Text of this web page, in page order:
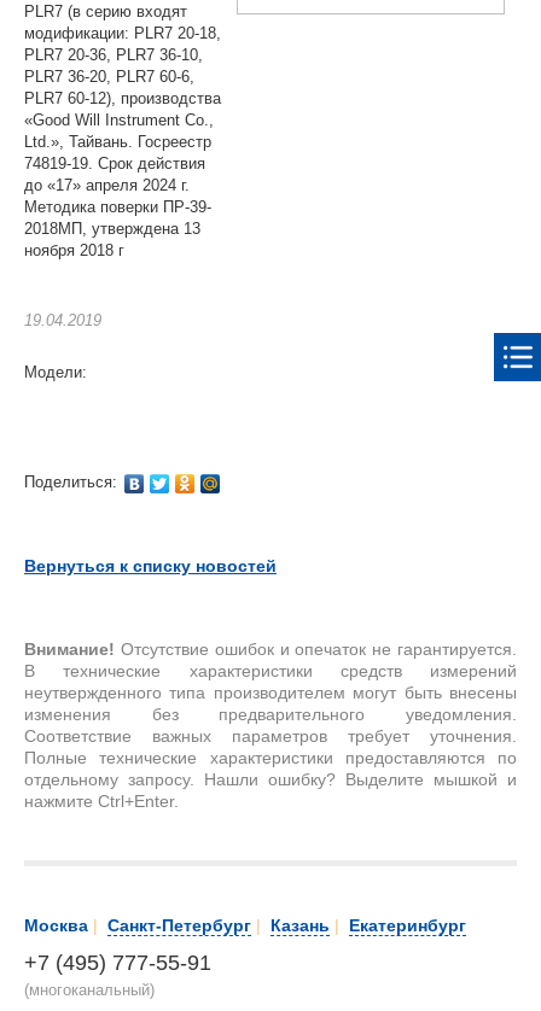
PLR7 (в серию входят
модификации: PLR7 20-18,
PLR7 20-36, PLR7 36-10,
PLR7 36-20, PLR7 60-6,
PLR7 60-12), производства
«Good Will Instrument Co.,
Ltd.», Тайвань. Госреестр
74819-19. Срок действия
до «17» апреля 2024 г.
Методика поверки ПР-39-
2018МП, утверждена 13
ноября 2018 г
19.04.2019
Модели:
Поделиться:
Вернуться к списку новостей
Внимание! Отсутствие ошибок и опечаток не гарантируется.
В технические характеристики средств измерений
неутвержденного типа производителем могут быть внесены
изменения без предварительного уведомления.
Соответствие важных параметров требует уточнения.
Полные технические характеристики предоставляются по
отдельному запросу. Нашли ошибку? Выделите мышкой и
нажмите Ctrl+Enter.
Москва | Санкт-Петербург | Казань | Екатеринбург
+7 (495) 777-55-91
(многоканальный)